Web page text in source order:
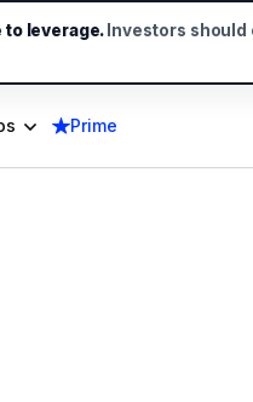
Prime
to leverage. Investors